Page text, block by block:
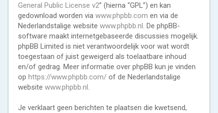
General Public License v2” (hierna “GPL”) en kan
gedownload worden via www.phpbb.com en via de
Nederlandstalige website www.phpbb.nl. De phpBB-
software maakt internetgebaseerde discussies mogelijk.
phpBB Limited is niet verantwoordelijk voor wat wordt
toegestaan of juist geweigerd als toelaatbare inhoud
en/of gedrag. Meer informatie over phpBB kun je vinden
op https://www.phpbb.com/ of de Nederlandstalige
website www.phpbb.nl.
Je verklaart geen berichten te plaatsen die kwetsend,